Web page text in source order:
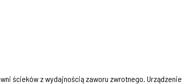
ścieków z wydajnością zaworu zwrotnego. Urządzenie